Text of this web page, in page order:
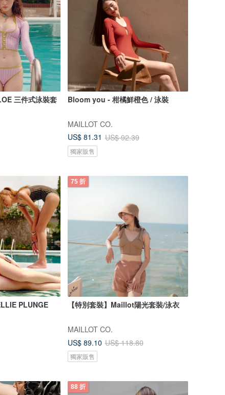
三件式泳裝套
Bloom you - 柑橘鮮橙色 / 泳裝
MAILLOT CO.
US$ 81.31 US$ 92.39
獨家販售
PLUNGE
75 折
【特別套裝】Maillot陽光套裝/泳衣
MAILLOT CO.
US$ 89.10 US$ 118.80
獨家販售
88 折